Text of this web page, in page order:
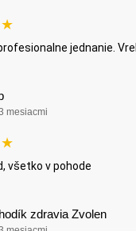
★
jednanie.
mesiacmi
★
všetko v pohode
zdravia Zvolen